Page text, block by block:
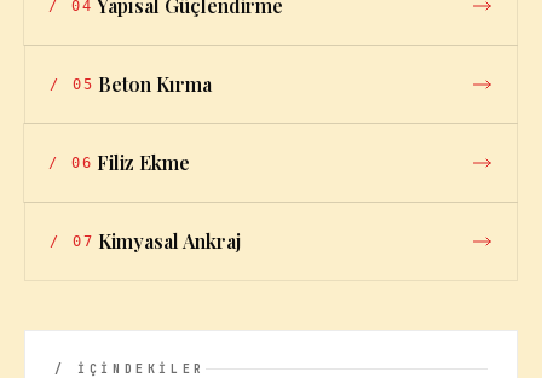
/ 04 Yapısal Güçlendirme
/ 05 Beton Kırma
/ 06 Filiz Ekme
/ 07 Kimyasal Ankraj
/ İÇİNDEKİLER